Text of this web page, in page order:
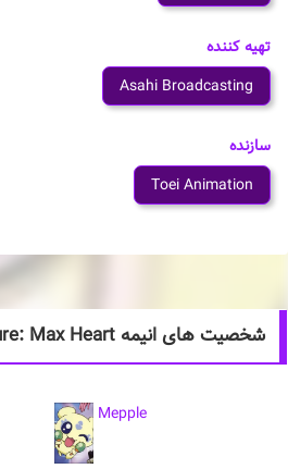
تهیه کننده
Asahi Broadcasting
سازنده
Toei Animation
شخصیت های انیمه Futari wa Precure: Max Heart
Mepple